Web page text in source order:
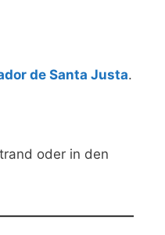
de Santa Justa.
oder in den